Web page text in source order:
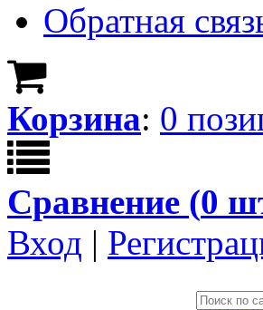
Обратная
Корзина: 0
Сравнение (0
Вход |